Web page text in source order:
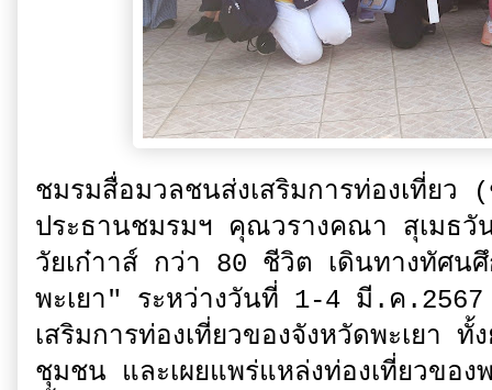
ชมรมสื่อมวลชนส่งเสริมการท่องเที่
ประธานชมรมฯ คุณวรางคณา สุเมธ
วัยเก๋าาส์ กว่า 80 ชีวิต เดินทางทัศ
พะเยา" ระหว่างวันที่ 1-4 มี.ค.2567
เสริมการท่องเที่ยวของจังหวัดพะเยา ทั้
ชุมชน และเผยแพร่แหล่งท่องเที่ยวของ